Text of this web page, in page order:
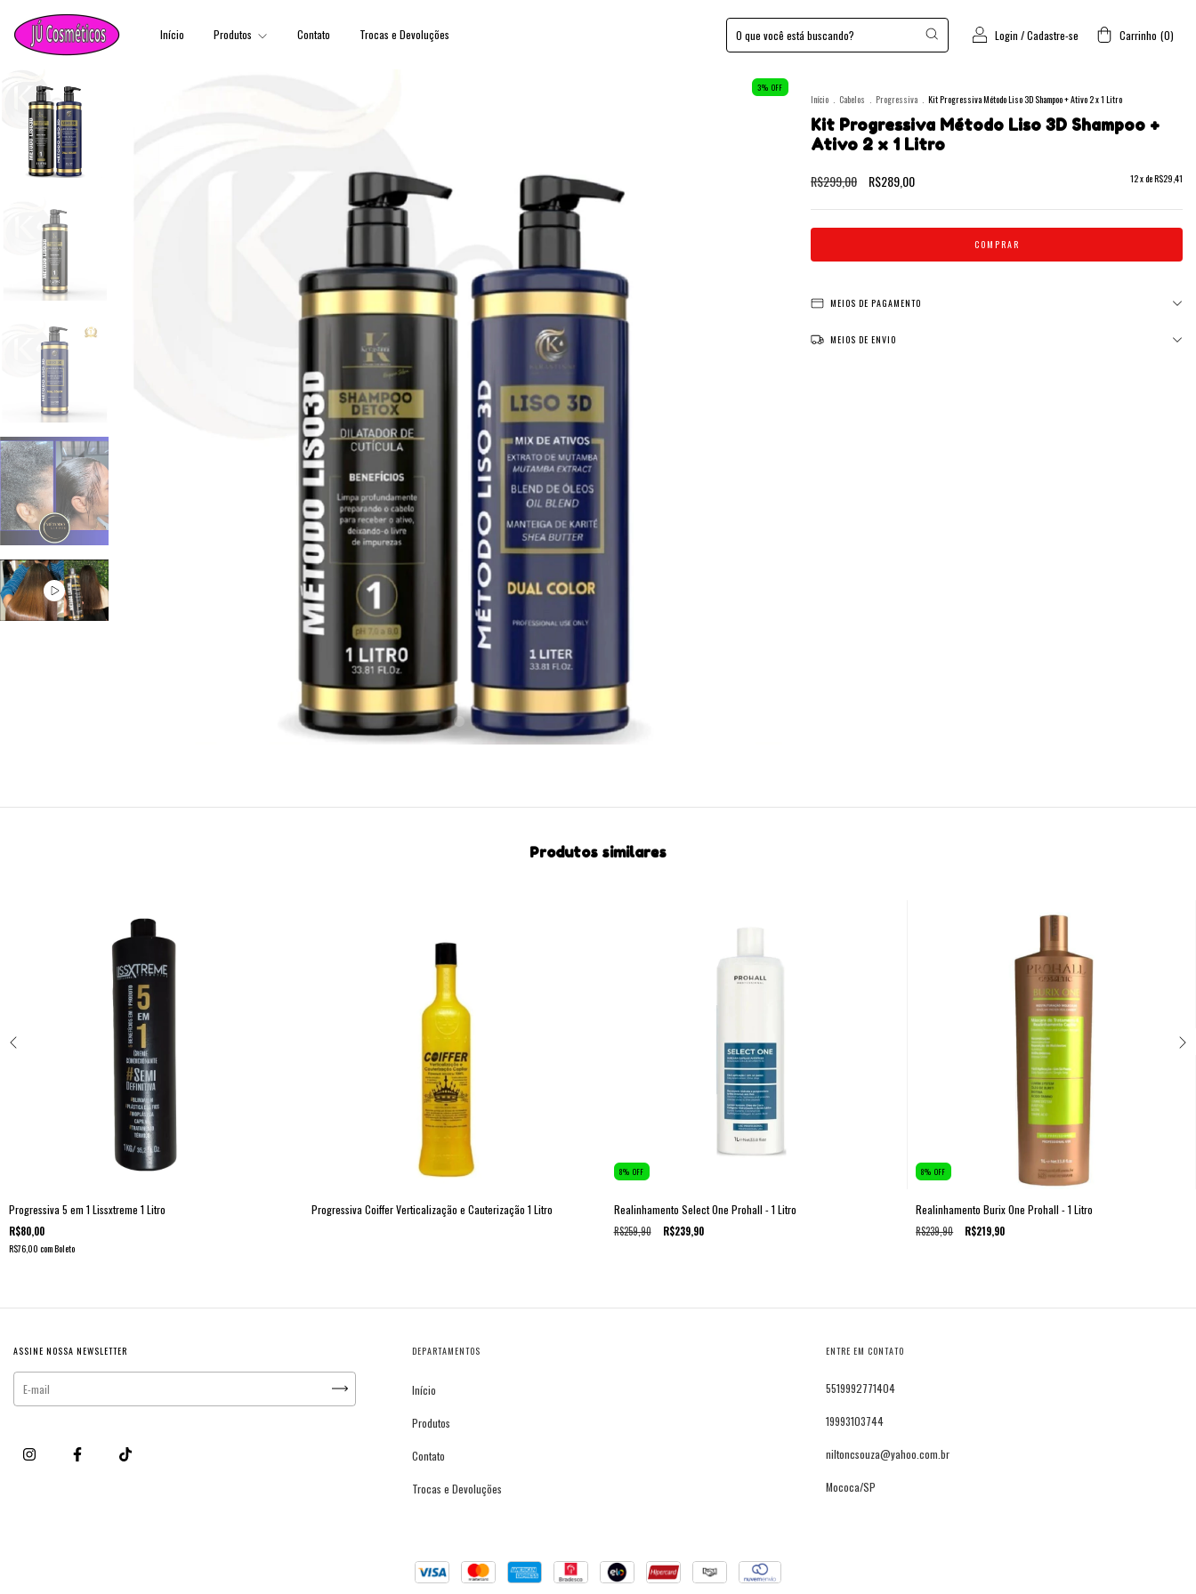
Início Produtos Contato Trocas e Devoluções Login /Cadastre-se Carrinho (0)
3% OFF
Início . Cabelos . Progressiva . Kit Progressiva Método Liso 3D Shampoo + Ativo 2 x 1 Litro
Kit Progressiva Método Liso 3D Shampoo +
Ativo 2 x 1 Litro
R$299,00 R$289,00 12x deR$29,41
MEIOS DE PAGAMENTO
MEIOS DE ENVIO
Produtos similares
Progressiva 5 em 1 Lissxtreme 1 Litro
R$80,00
R$76,00 comBoleto
Progressiva Coiffer Verticalização e Cauterização 1 Litro
8% OFF
Realinhamento Select One Prohall - 1 Litro
R$259,90 R$239,90
8%OFF
Realinhamento Burix One Prohall - 1 Litro
R$239,90 R$219,90
ASSINE NOSSA NEWSLETTER DEPARTAMENTOS
Início
Produtos
Contato
Trocas e Devoluções
ENTRE EM CONTATO
5519992771404
19993103744
niltoncsouza@yahoo.com.br
Mococa/SP